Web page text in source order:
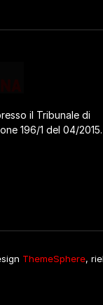
il Tribunale di
196/1 del 04/2015.
ThemeSphere,